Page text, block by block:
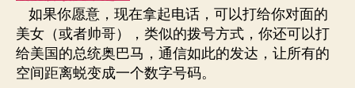
是
孤
独
的
如果你愿意，现在拿起电话，可以打给你对面的
美女（或者帅哥），类似的拨号方式，你还可以打
给美国的总统奥巴马，通信如此的发达，让所有的
空间距离蜕变成一个数字号码。